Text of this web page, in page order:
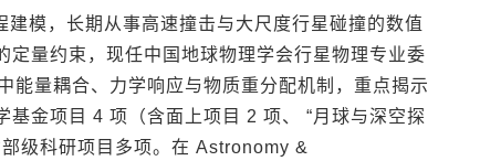
模，长期从事高速撞击与大尺度行星碰撞的数值
量约束，现任中国地球物理学会行星物理专业委
能量耦合、力学响应与物质重分配机制，重点揭示
金项目 4 项（含面上项目 2 项、 “月球与深空探
级科研项目多项。在 Astronomy &